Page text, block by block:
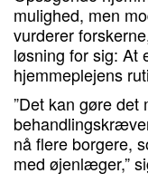
mulighed, men
vurderer
løsning for sig: At
hjemmeplejens
”Det kan gøre det
nå flere borgere,
med øjenlæger,”